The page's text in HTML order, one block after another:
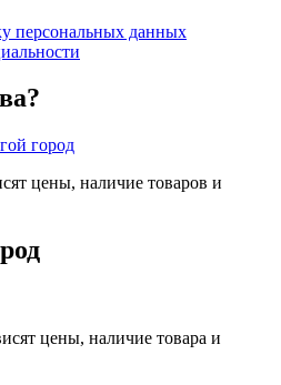
персональных данных
город
цены, наличие товаров и
цены, наличие товара и